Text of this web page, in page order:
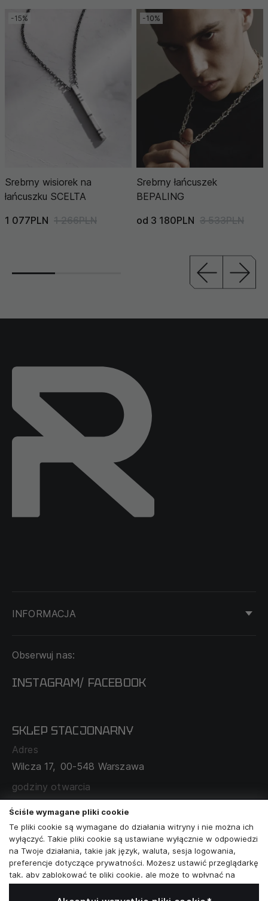
-15%
Srebrny wisiorek na
łańcuszku SCELTA
1 077PLN 1 266PLN
-10%
Srebrny łańcuszek
BEPALING
od 3 180PLN 3 533PLN
INFORMACJA
DOSTAWA I PŁATNOŚĆ
O NAS
MAPA SERWISU
ZAMÓWIENIA KORPORACYJNE
WSPÓŁPRACA Z PARTNERAMI
Obserwuj nas:
INSTAGRAM/ FACEBOOK
SKLEP STACJONARNY
Adres
Wilcza 17, 00-548 Warszawa
godziny otwarcia
poniedziałek - sobota: 11:00 - 19:00
Skontaktuj się z nami
+48573581161
info@reytel.pl
Ściśle wymagane pliki cookie
Te pliki cookie są wymagane do działania witryny i nie można ich
wyłączyć. Takie pliki cookie są ustawiane wyłącznie w odpowiedzi
na Twoje działania, takie jak język, waluta, sesja logowania,
preferencje dotyczące prywatności. Możesz ustawić przeglądarkę
tak, aby zablokować te pliki cookie, ale może to wpłynąć na
sposób działania naszej witryny.